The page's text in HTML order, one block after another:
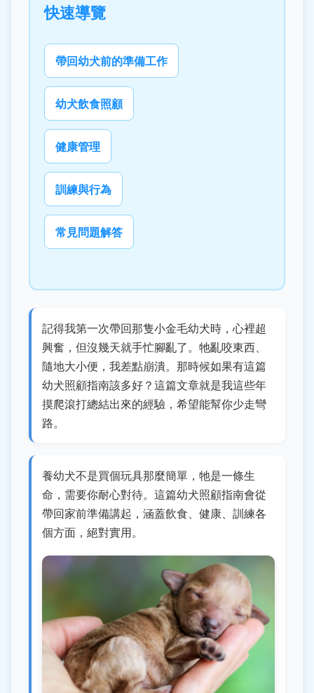
快速導覽
帶回幼犬前的準備工作
幼犬飲食照顧
健康管理
訓練與行為
常見問題解答
記得我第一次帶回那隻小金毛幼犬時，心裡超
興奮，但沒幾天就手忙腳亂了。牠亂咬東西、
隨地大小便，我差點崩潰。那時候如果有這篇
幼犬照顧指南該多好？這篇文章就是我這些年
摸爬滾打總結出來的經驗，希望能幫你少走彎
路。
養幼犬不是買個玩具那麼簡單，牠是一條生
命，需要你耐心對待。這篇幼犬照顧指南會從
帶回家前準備講起，涵蓋飲食、健康、訓練各
個方面，絕對實用。